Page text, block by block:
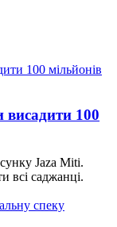
висадити 100
Jaza Miti.
всі саджанці.